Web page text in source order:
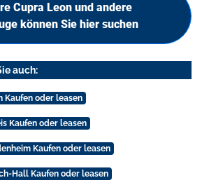
Cupra Leon und andere
können Sie hier suchen
auch:
Kaufen oder leasen
Kaufen oder leasen
Kaufen oder leasen
Hall Kaufen oder leasen